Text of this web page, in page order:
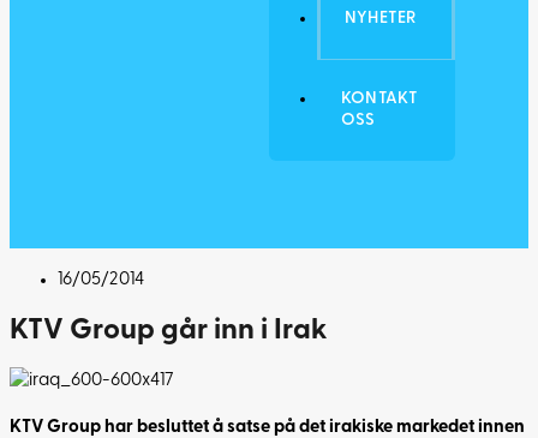
NYHETER
KONTAKT
OSS
16/05/2014
KTV Group går inn i Irak
KTV Group har besluttet å satse på det irakiske markedet innen